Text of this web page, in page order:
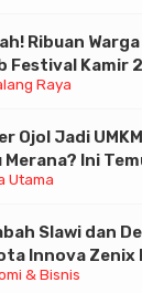
Raya
Ribuan
Festival Kamir
Utama
Ojol Jadi
Merana? Ini
& Bisnis
Slawi dan
Innova Zenix
Bima Bank